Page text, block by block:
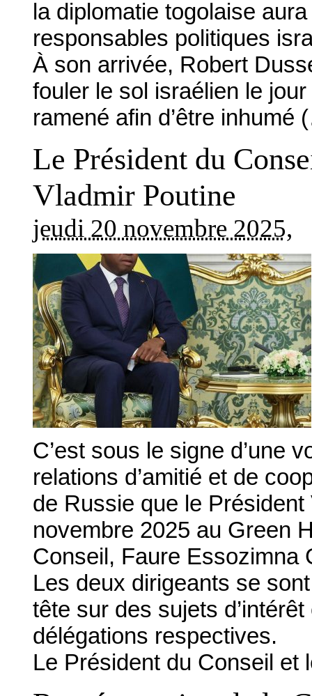
la diplomatie togolaise
responsables politiques
À son arrivée, Robert
fouler le sol israélien le
ramené afin d’être inhumé
Le Président du
Vladmir Poutine
jeudi 20 novembre 2025,
C’est sous le signe d’une
relations d’amitié et de
de Russie que le
novembre 2025 au Green
Conseil, Faure Essozimna
Les deux dirigeants se
tête sur des sujets
délégations respectives.
Le Président du Conseil